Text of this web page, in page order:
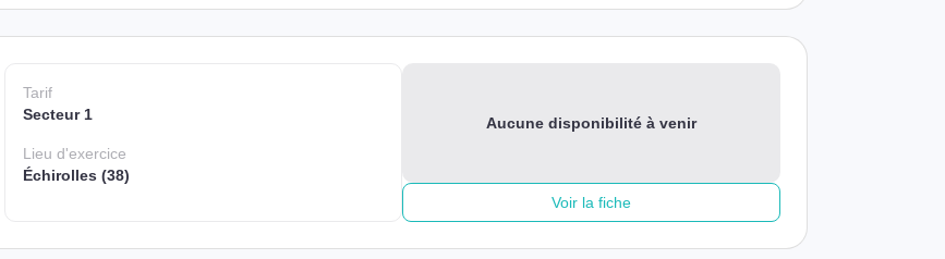
Tarif
Secteur 1
Lieud'exercice
Échirolles (38)
Aucune disponibilité à venir
Voir la fiche